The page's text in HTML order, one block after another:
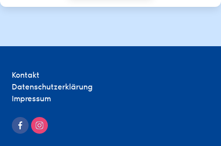
Kontakt
Datenschutzerklärung
Impressum